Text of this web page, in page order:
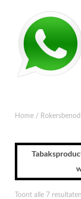
Home /
Toont alle 7 resultaten